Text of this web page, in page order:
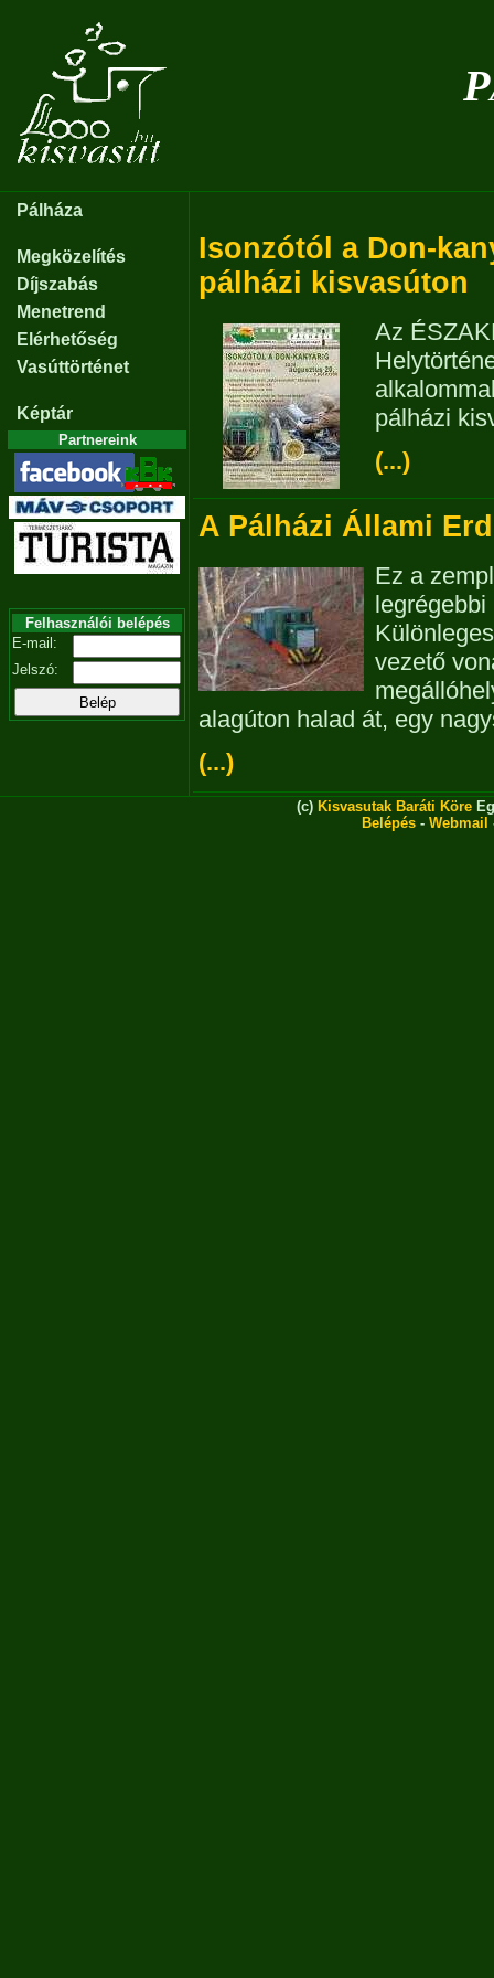
Pálháza
Megközelítés
Díjszabás
Menetrend
Elérhetőség
Vasúttörténet
Képtár
Partnereink
Felhasználói belépés
E-mail:
Jelszó:
Isonzótól a Don-
pálházi kisvasúton
Az
pálházi
(...)
A Pálházi Állami
Ez a
vezető
alagúton halad át, egy
(...)
(c) Kisvasutak Baráti Köre
Belépés - Webmail